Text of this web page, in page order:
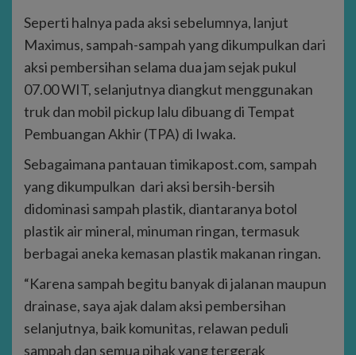
Seperti halnya pada aksi sebelumnya, lanjut
Maximus, sampah-sampah yang dikumpulkan dari
aksi pembersihan selama dua jam sejak pukul
07.00 WIT, selanjutnya diangkut menggunakan
truk dan mobil pickup lalu dibuang di Tempat
Pembuangan Akhir (TPA) di Iwaka.
Sebagaimana pantauan timikapost.com, sampah
yang dikumpulkan dari aksi bersih-bersih
didominasi sampah plastik, diantaranya botol
plastik air mineral, minuman ringan, termasuk
berbagai aneka kemasan plastik makanan ringan.
“Karena sampah begitu banyak di jalanan maupun
drainase, saya ajak dalam aksi pembersihan
selanjutnya, baik komunitas, relawan peduli
sampah dan semua pihak yang tergerak